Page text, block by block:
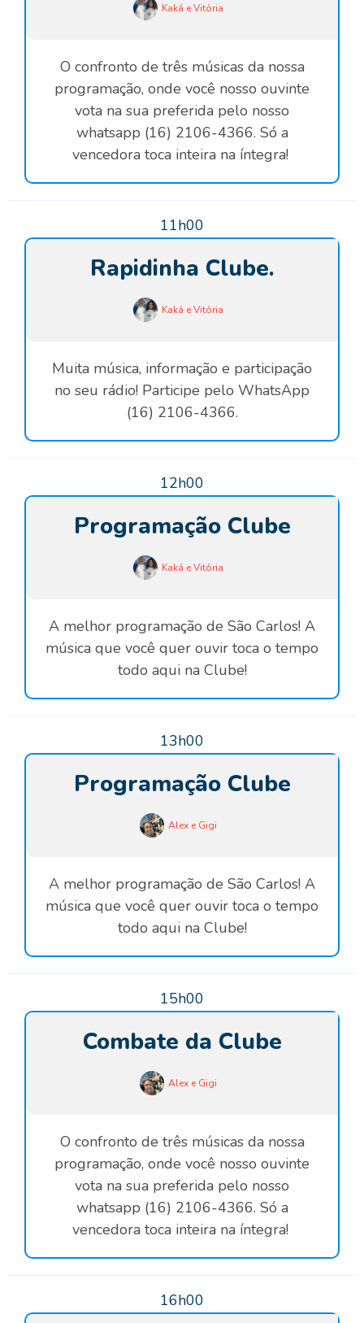
Kaká e Vitória
O confronto de três músicas da nossa
programação, onde você nosso ouvinte
vota na sua preferida pelo nosso
whatsapp (16) 2106-4366. Só a
vencedora toca inteira na íntegra!
11h00
Rapidinha Clube.
Kaká e Vitória
Muita música, informação e participação
no seu rádio! Participe pelo WhatsApp
(16) 2106-4366.
12h00
Programação Clube
Kaká e Vitória
A melhor programação de São Carlos! A
música que você quer ouvir toca o tempo
todo aqui na Clube!
13h00
Programação Clube
Alex e Gigi
A melhor programação de São Carlos! A
música que você quer ouvir toca o tempo
todo aqui na Clube!
15h00
Combate da Clube
Alex e Gigi
O confronto de três músicas da nossa
programação, onde você nosso ouvinte
vota na sua preferida pelo nosso
whatsapp (16) 2106-4366. Só a
vencedora toca inteira na íntegra!
16h00